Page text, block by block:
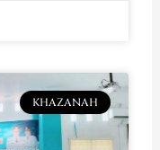
KHAZANAH